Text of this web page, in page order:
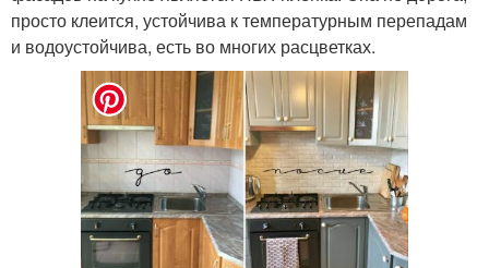
просто клеится, устойчива к температурным перепадам
и водоустойчива, есть во многих расцветках.